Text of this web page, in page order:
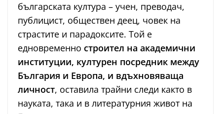
българската култура – учен, преводач,
публицист, обществен деец, човек на
страстите и парадоксите. Той е
едновременно строител на академични
институции, културен посредник между
България и Европа, и вдъхновяваща
личност, оставила трайни следи както в
науката, така и в литературния живот на